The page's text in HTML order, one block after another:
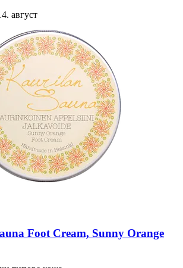
август
Foot Cream, Sunny Orange